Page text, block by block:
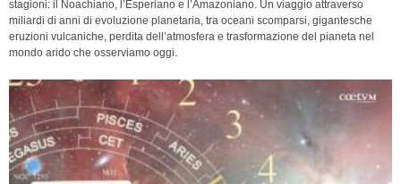
stagioni: il Noachiano, l’Esperiano e l’Amazoniano. Un viaggio attraverso
miliardi di anni di evoluzione planetaria, tra oceani scomparsi, gigantesche
eruzioni vulcaniche, perdita dell’atmosfera e trasformazione del pianeta nel
mondo arido che osserviamo oggi.